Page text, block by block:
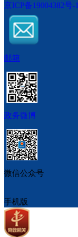
京ICP备19004382号-1
邮箱
政务微博
微信公众号
手机版